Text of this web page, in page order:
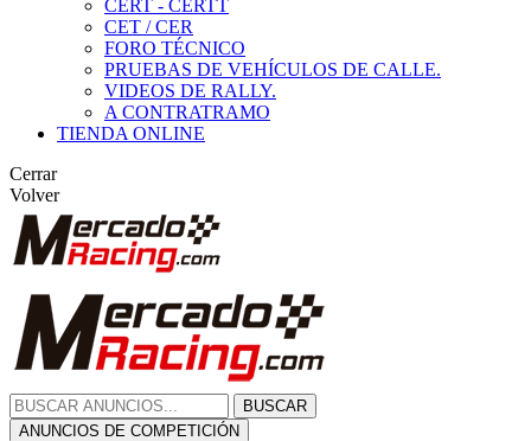
CERT - CERTT
CET / CER
FORO TÉCNICO
PRUEBAS DE VEHÍCULOS DE CALLE.
VIDEOS DE RALLY.
A CONTRATRAMO
TIENDA ONLINE
Cerrar
Volver
BUSCAR
ANUNCIOS DE COMPETICIÓN